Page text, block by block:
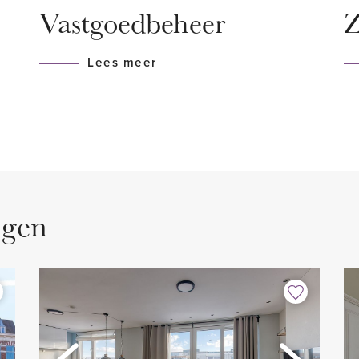
Haagse Bos is een
bevinden zich in de
de hal, hier bevindt zich
Tevens is er een vaste
en CV combiketel.
- Volledig voorzien van
- Luxe keuken voorzien
- Huisdieren niet
- Roken niet toegestaan
- Huurprijs € 2.250,00 excl.
- 1 maand waarborgsom
Vastgoedbeheer
Lees meer